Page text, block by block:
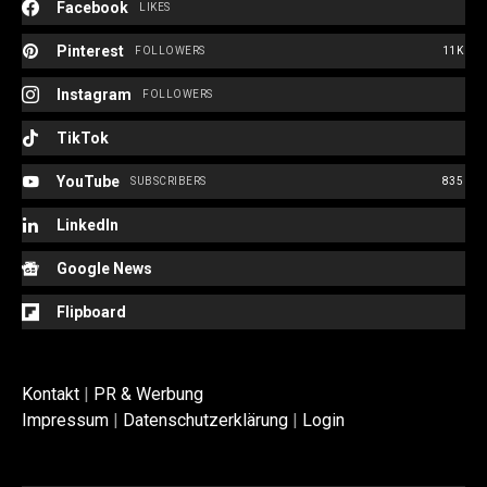
Facebook LIKES
Pinterest 11K
FOLLOWERS
Instagram FOLLOWERS
TikTok
YouTube 835
SUBSCRIBERS
LinkedIn
Google News
Flipboard
Kontakt
PR & Werbung
Impressum
Datenschutzerklärung Login